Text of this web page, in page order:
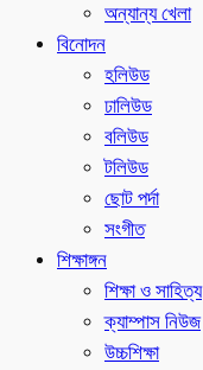
অন্যান্য খেলা
বিনোদন
হলিউড
ঢালিউড
বলিউড
টলিউড
ছোট পর্দা
সংগীত
শিক্ষাঙ্গন
শিক্ষা ও সাহিত্য
ক্যাম্পাস নিউজ
উচ্চশিক্ষা